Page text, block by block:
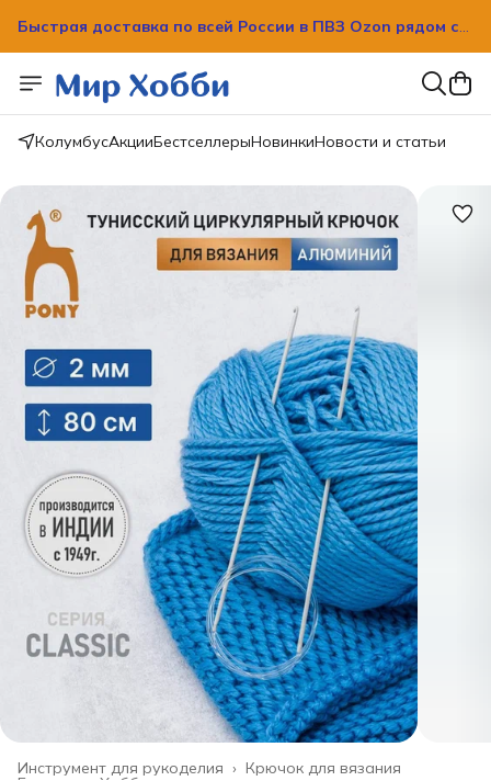
вашим домом!
Быстрая доставка по всей России в ПВЗ Ozon рядом с
вашим домом!
КолумбусАкцииБестселлерыНовинкиНовости и статьи
Крючок для вязания
Инструмент для рукоделия ›